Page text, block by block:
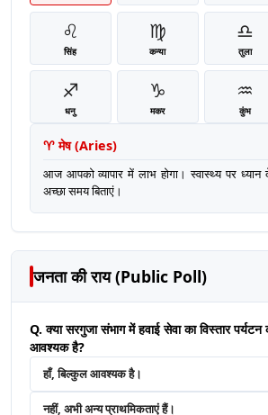
♌
सिंह
♍
कन्या
♎
तुला
♐
धनु
♑
मकर
♒
कुंभ
♈ मेष(Aries)
आज आपको व्यापार में लाभ होगा। स्वास्थ्य पर
अच्छा समय बिताएं।
जनता की राय (Public Poll)
Q. क्या सरगुजा संभाग में हवाई सेवा का विस्तार
आवश्यक है?
हाँ, बिल्कुल आवश्यक है।
नहीं, अभी अन्य प्राथमिकताएं हैं।